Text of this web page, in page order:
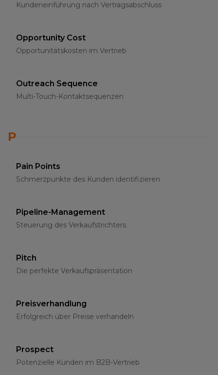
Kundeneinführung nach Vertragsabschluss
Opportunity Cost
Opportunitätskosten im Vertrieb
Outreach Sequence
Multi-Touch-Kontaktsequenzen
P
Pain Points
Schmerzpunkte des Kunden identifizieren
Pipeline-Management
Steuerung des Verkaufstrichters
Pitch
Die perfekte Verkaufspräsentation
Preisverhandlung
Erfolgreich über Preise verhandeln
Prospect
Potenzielle Kunden im B2B-Vertrieb